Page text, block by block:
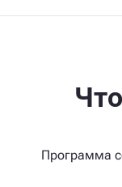
Программа